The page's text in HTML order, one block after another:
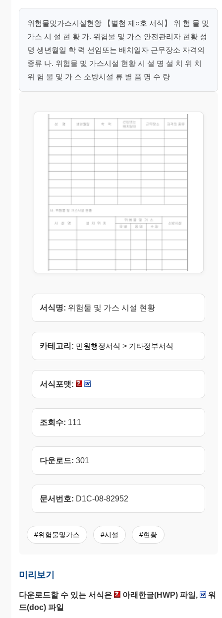
위험물및가스시설현황 【별첨 제○호 서식】 위 험 물 및
가스 시 설 현 황 가. 위험물 및 가스 안전관리자 현황 성
명 생년월일 학 력 선임또는 배치일자 근무장소 자격의
종류 나. 위험물 및 가스시설 현황 시 설 명 설 치 위 치
위 험 물 및 가 스 소방시설 류 별 품 명 수 량
서식명: 위험물 및 가스 시설 현황
카테고리: 민원행정서식 > 기타정부서식
서식포맷:
조회수: 111
다운로드: 301
문서번호: D1C-08-82952
#위험물및가스 #시설 #현황
미리보기
다운로드할 수 있는 서식은 아래한글(HWP) 파일,
워
드(doc) 파일